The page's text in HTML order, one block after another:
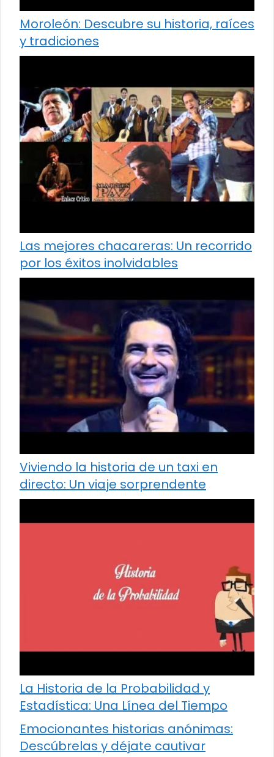
Moroleón: Descubre su historia, raíces
y tradiciones
Las mejores chacareras: Un recorrido
por los éxitos inolvidables
Viviendo la historia de un taxi en
directo: Un viaje sorprendente
La Historia de la Probabilidad y
Estadística: Una Línea del Tiempo
Emocionantes historias anónimas:
Descúbrelas y déjate cautivar